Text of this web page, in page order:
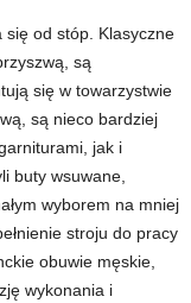
się od stóp. Klasyczne
są
się w towarzystwie
są nieco bardziej
jak i
buty wsuwane,
wyborem na mniej
stroju do pracy
obuwie męskie,
wykonania i